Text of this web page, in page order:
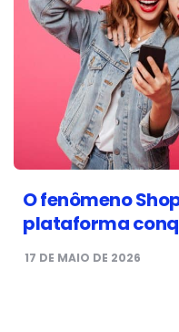
O fenômeno
plataforma
17 DE MAIO DE 2026